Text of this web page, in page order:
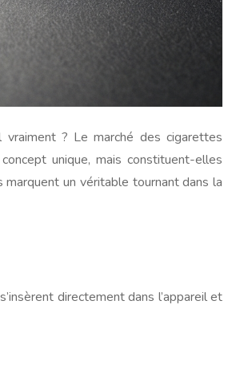
? Le marché des cigarettes
unique, mais constituent-elles
un véritable tournant dans la
directement dans l’appareil et